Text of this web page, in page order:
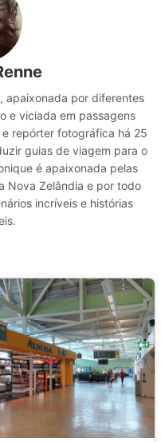
apaixonada por diferentes
e viciada em passagens
e repórter fotográfica há 25
guias de viagem para o
é apaixonada pelas
Nova Zelândia e por todo
incríveis e histórias